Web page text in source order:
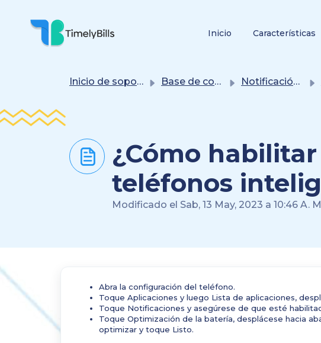
Saltar Al Contenido Principal
Inicio
Características
Inicio de soporte Base de conocimientos Notificación y alertas
¿Cómo
teléfonos
Modificado el Sab, 13 May, 2023 a 10:46 A.
Abra la configuración del teléfono.
Toque Aplicaciones y luego Lista de aplicaciones,
Toque Notificaciones y asegúrese de que esté
Toque Optimización de la batería, desplácese hacia
optimizar y toque Listo.